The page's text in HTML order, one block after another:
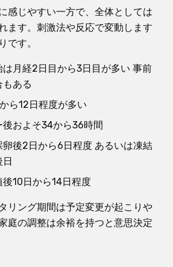
感じやすい一方で、全体としては
ます。刺激法や反応で変動します
です。
月経2日目から3日目が多い 事前
ある
ら12日程度が多い
およそ34から36時間
卵後2日から6日程度 あるいは凍結
日
10日から14日程度
リング期間は予定変更が起こりや
庭の調整は余裕を持つと意思決定